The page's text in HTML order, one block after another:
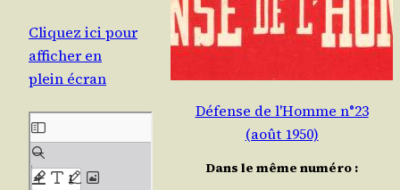
Cli­quez ici pour
affi­cher en
plein écran
Défense de l'Homme n°23
(août 1950)
Dans le même numéro :